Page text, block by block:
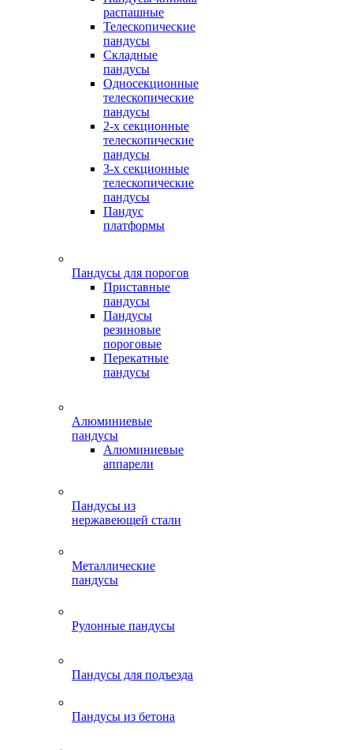
распашные
Телескопические
пандусы
Складные
пандусы
Односекционные
телескопические
пандусы
2-х секционные
телескопические
пандусы
3-х секционные
телескопические
пандусы
Пандус
платформы
Пандусы для порогов
Приставные
пандусы
Пандусы
резиновые
пороговые
Перекатные
пандусы
Алюминиевые
пандусы
Алюминиевые
аппарели
Пандусы из
нержавеющей стали
Металлические
пандусы
Рулонные пандусы
Пандусы для подъезда
Пандусы из бетона